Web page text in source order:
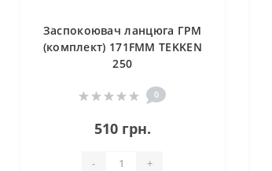
Заспокоювач ланцюга ГРМ
(комплект) 171FMM TEKKEN
250
0
510 грн.
- +